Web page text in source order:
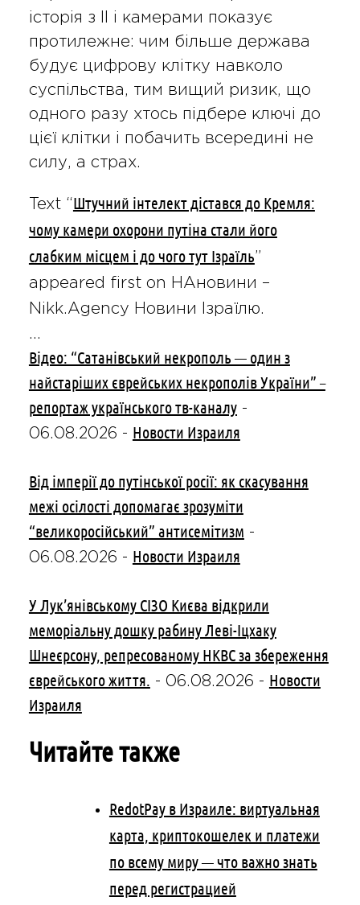
історія з ІІ і камерами показує
протилежне: чим більше держава
будує цифрову клітку навколо
суспільства, тим вищий ризик, що
одного разу хтось підбере ключі до
цієї клітки і побачить всередині не
силу, а страх.
Text “Штучний інтелект дістався до Кремля:
чому камери охорони путіна стали його
слабким місцем і до чого тут Ізраїль”
appeared first on НАновини –
Nikk.Agency Новини Ізраїлю.
…
Відео: “Сатанівський некрополь — один з
найстаріших єврейських некрополів України” –
репортаж українського тв-каналу-
06.08.2026 - Новости Израиля
Від імперії до путінської росії: як скасування
межі осілості допомагає зрозуміти
“великоросійський” антисемітизм -
06.08.2026 - Новости Израиля
У Лук’янівському СІЗО Києва відкрили
меморіальну дошку рабину Леві-Іцхаку
Шнеєрсону, репресованому НКВС за збереження
єврейського життя. - 06.08.2026 - Новости
Израиля
Читайте также
RedotPay в Израиле: виртуальная
карта, криптокошелек и платежи
по всему миру — что важно знать
перед регистрацией